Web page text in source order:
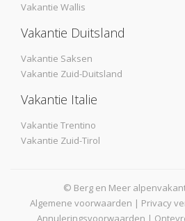
Vakantie Wallis
Vakantie Duitsland
Vakantie Saksen
Vakantie Zuid-Duitsland
Vakantie Italie
Vakantie Trentino
Vakantie Zuid-Tirol
© Berg en Meer
Algemene voorwaarden | Privacy
Annuleringsvoorwaarden |